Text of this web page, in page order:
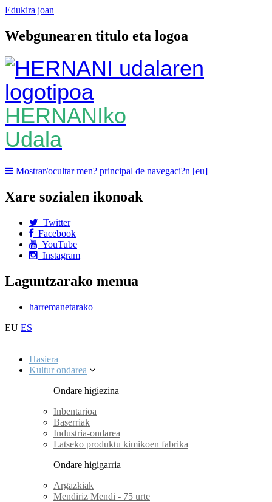
Edukira joan
Webgunearen titulo eta logoa
HERNANIko
Udala
Mostrar/ocultar men? principal de navegaci?n [eu]
Xare sozialen ikonoak
Twitter
Facebook
YouTube
Instagram
Laguntzarako menua
harremanetarako
EU ES
Hasiera
Kultur ondarea
Ondare higiezina
Inbentarioa
Baserriak
Industria-ondarea
Latseko produktu kimikoen fabrika
Ondare higigarria
Argazkiak
Mendiriz Mendi - 75 urte